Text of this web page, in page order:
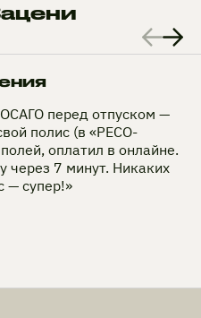
перед отпуском —
полис (в «РЕСО-
оплатил в онлайне.
через 7 минут. Никаких
— супер!»